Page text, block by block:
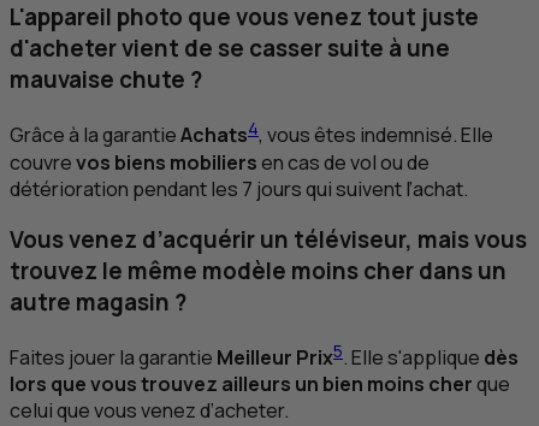
L'appareil photo que vous venez tout juste
d'acheter vient de se casser suite à une
mauvaise chute ?
Grâce à la garantieAchats4, vous êtes indemnisé. Elle
couvrevos biens mobiliersen cas de vol ou de
détérioration pendant les 7 jours qui suivent l’achat.
Vous venez d’acquérir un téléviseur, mais vous
trouvez le même modèle moins cher dans un
autre magasin ?
Faites jouer la garantie Meilleur Prix5. Elle s'applique dès
lors que vous trouvez ailleurs un bien moins cherque
celui que vous venez d’acheter.